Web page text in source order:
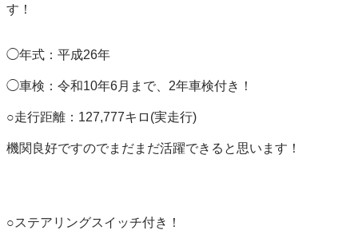
す！
◯年式：平成26年
◯車検：令和10年6月まで、2年車検付き！
○走行距離：127,777キロ(実走行)
機関良好ですのでまだまだ活躍できると思います！
○ステアリングスイッチ付き！